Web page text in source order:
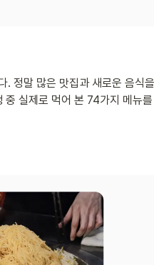
정말 많은 맛집과 새로운 음식
실제로 먹어 본 74가지 메뉴